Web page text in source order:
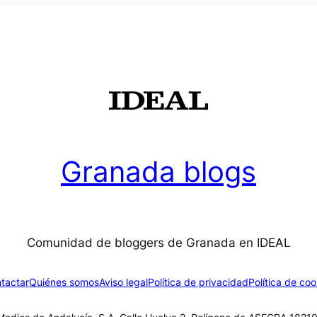
Granada blogs
Comunidad de bloggers de Granada en IDEAL
Quiénes somosAviso legalPolítica de privacidadPolítica de